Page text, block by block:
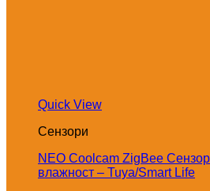
Quick View
Сензори
NEO Coolcam ZigBee
влажност – Tuya/Smart Life